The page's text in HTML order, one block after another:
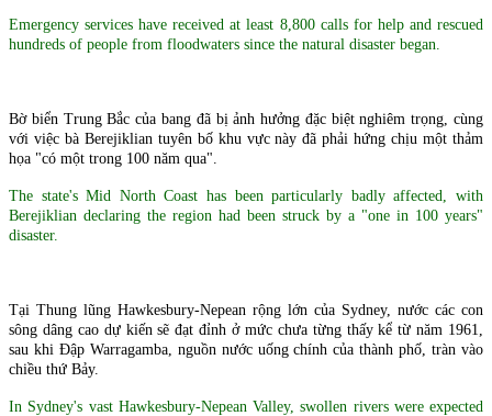
Emergency services have received at least 8,800 calls for help and rescued
hundreds of people from floodwaters since the natural disaster began.
Bờ biển Trung Bắc của bang đã bị ảnh hưởng đặc biệt nghiêm trọng, cùng
với việc bà Berejiklian tuyên bố khu vực này đã phải hứng chịu một thảm
họa "có một trong 100 năm qua".
The state's Mid North Coast has been particularly badly affected, with
Berejiklian declaring the region had been struck by a "one in 100 years"
disaster.
Tại Thung lũng Hawkesbury-Nepean rộng lớn của Sydney, nước các con
sông dâng cao dự kiến ​​sẽ đạt đỉnh ở mức chưa từng thấy kể từ năm 1961,
sau khi Đập Warragamba, nguồn nước uống chính của thành phố, tràn vào
chiều thứ Bảy.
In Sydney's vast Hawkesbury-Nepean Valley, swollen rivers were expected